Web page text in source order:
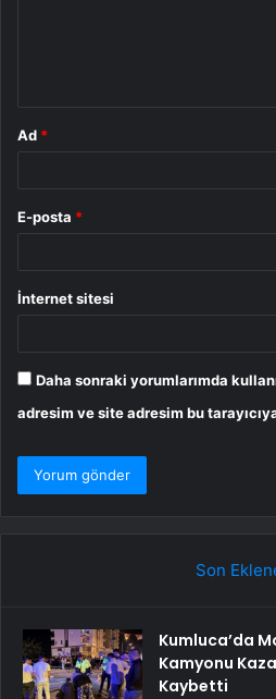
Ad *
E-posta *
İnternet sitesi
Daha sonraki yorumlarımda
adresim ve site adresim bu
Son
Kumluca’da
Kamyonu
Kaybetti